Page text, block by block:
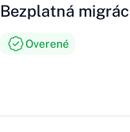
Bezplatná
Overené